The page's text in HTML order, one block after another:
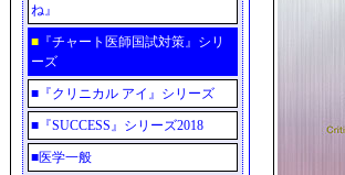
ね』
■ 『チャート医師国試対策』シリ
ーズ
■ 『クリニカル アイ』シリーズ
■ 『SUCCESS』シリーズ2018
■医学一般